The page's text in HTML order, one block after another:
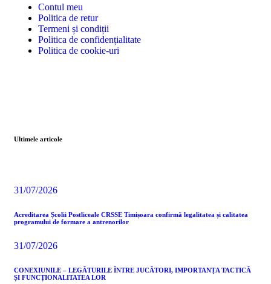
Contul meu
Politica de retur
Termeni și condiții
Politica de confidențialitate
Politica de cookie-uri
Ultimele articole
31/07/2026
Acreditarea Școlii Postliceale CRSSE Timișoara confirmă legalitatea și calitatea
programului de formare a antrenorilor
31/07/2026
CONEXIUNILE – LEGĂTURILE ÎNTRE JUCĂTORI, IMPORTANȚA TACTICĂ
ȘI FUNCȚIONALITATEA LOR